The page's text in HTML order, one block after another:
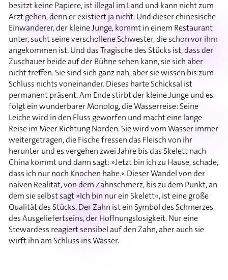
besitzt keine Papiere, ist illegal im Land und kann nicht zum
Arzt gehen, denn er existiert ja nicht. Und dieser chinesische
Einwanderer, der kleine Junge, kommt in einem Restaurant
unter, sucht seine verschollene Schwester, die schon vor ihm
angekommen ist. Und das Tragische des Stücks ist, dass der
Zuschauer beide auf der Bühne sehen kann, sie sich aber
nicht treffen. Sie sind sich ganz nah, aber sie wissen bis zum
Schluss nichts voneinander. Dieses harte Schicksal ist
permanent präsent. Am Ende stirbt der kleine Junge und es
folgt ein wunderbarer Monolog, die Wasserreise: Seine
Leiche wird in den Fluss geworfen und macht eine lange
Reise im Meer Richtung Norden. Sie wird vom Wasser immer
weitergetragen, die Fische fressen das Fleisch von ihr
herunter und es vergehen zwei Jahre bis das Skelett nach
China kommt und dann sagt: »Jetzt bin ich zu Hause, schade,
dass ich nur noch Knochen habe.« Dieser Wandel von der
naiven Realität, von dem Zahnschmerz, bis zu dem Punkt, an
dem sie selbst sagt »Ich bin nur ein Skelett«, ist eine große
Qualität des Stücks. Der Zahn ist ein Symbol des Schmerzes,
des Ausgeliefertseins, der Hoffnungslosigkeit. Nur eine
Stewardess reagiert sensibel auf den Zahn, aber auch sie
wirft ihn am Schluss ins Wasser.